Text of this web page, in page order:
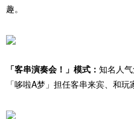
趣。
「客串演奏会！」模式： 知名人
「哆啦A梦」担任客串来宾、和玩